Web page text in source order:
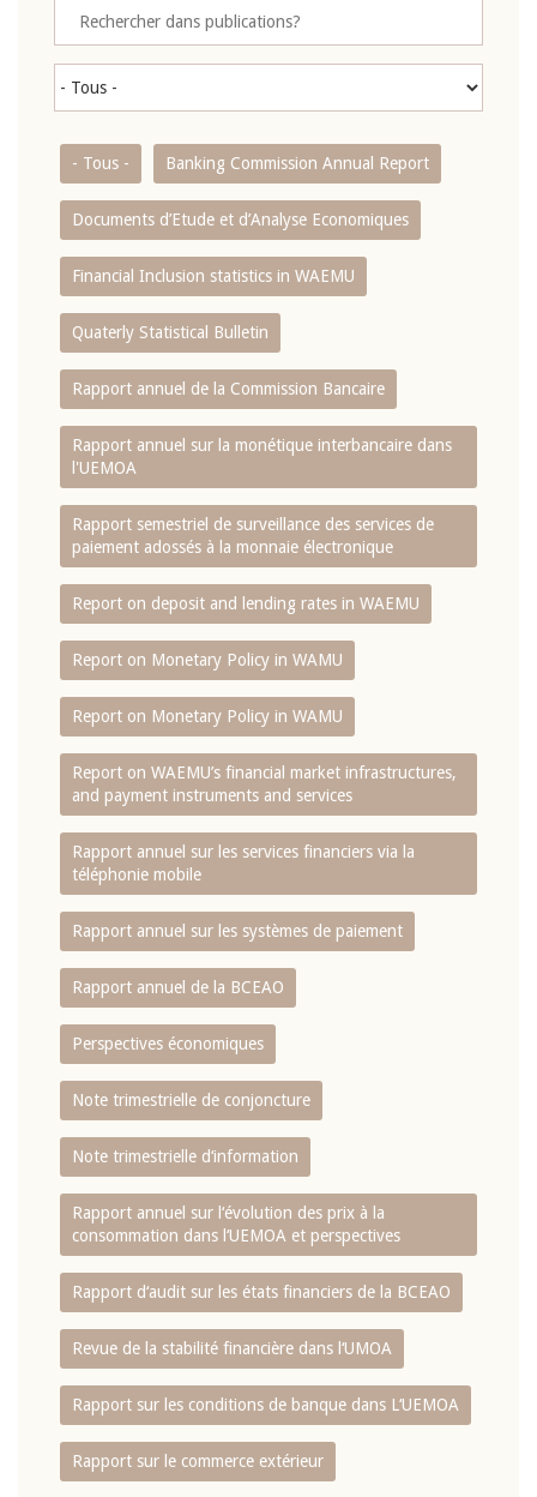
- Tous - Banking Commission Annual Report
Documents d’Etude et d’Analyse Economiques
Financial Inclusion statistics in WAEMU
Quaterly Statistical Bulletin
Rapport annuel de la Commission Bancaire
Rapport annuel sur la monétique interbancaire dans
l'UEMOA
Rapport semestriel de surveillance des services de
paiement adossés à la monnaie électronique
Report on deposit and lending rates in WAEMU
Report on Monetary Policy in WAMU
Report on Monetary Policy in WAMU
Report on WAEMU’s financial market infrastructures,
and payment instruments and services
Rapport annuel sur les services financiers via la
téléphonie mobile
Rapport annuel sur les systèmes de paiement
Rapport annuel de la BCEAO
Perspectives économiques
Note trimestrielle de conjoncture
Note trimestrielle d‘information
Rapport annuel sur l‘évolution des prix à la
consommation dans l‘UEMOA et perspectives
Rapport d‘audit sur les états financiers de la BCEAO
Revue de la stabilité financière dans l‘UMOA
Rapport sur les conditions de banque dans L‘UEMOA
Rapport sur le commerce extérieur